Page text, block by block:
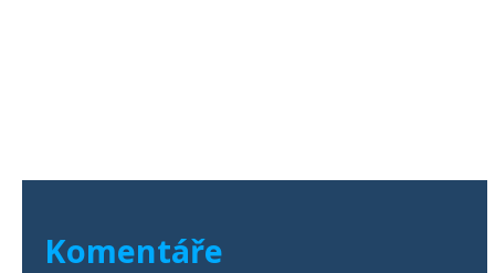
Komentáře